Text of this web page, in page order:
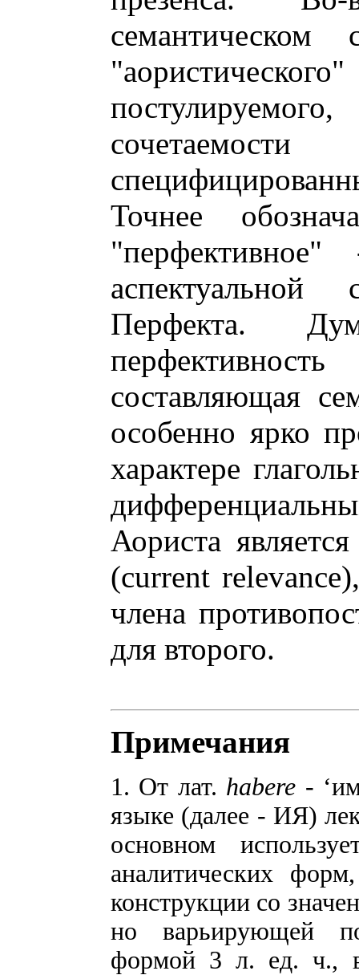
семантическом
Точнее
Перфекта.
составляющая
особенно ярко
характере
Аориста
(current
члена
для второго.
Примечания
1. От лат. habere -
языке (далее - ИЯ)
основном
аналитических
конструкции со
но варьирующей
формой 3 л. ед. ч.,